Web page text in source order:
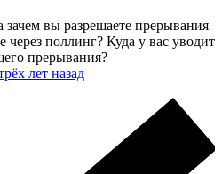
вы разрешаете прерывания
через поллинг? Куда у вас уводит
прерывания?
лет назад